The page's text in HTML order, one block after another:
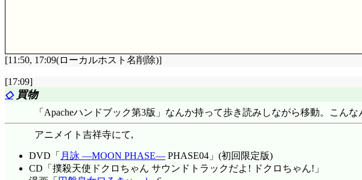
トーテムコーン(気象観測施設)の解説。……プーモの画力って(^^;;; (笑い
リック・タビイの態度に憤慨したショボッツ, ジルを巻き込んで「「ぷー
ゃなくて, 一般市民も巻き込んじゃうんですか(^^;;; ショホッツを知ってい
んだろう?
タビイが限界以上に仕事している理由は……最近の「おひさまの恵み」減
ると設備の配置が悪いのも原因の一つではないのかと思わされますねえ。
ずまんが大王を思い出してしまった(汗)
コックを押し付けられたプーモ, あの小さな身体で凄いですね(^^;;; まあ
「いやいやいや～んいやいや～ん」やると思った(^^;;; って伝染してるし!!
結局昏倒してしまうタビイに「こうなったら!」「こうなったら!」「や
評価……☆☆☆☆(前回比: ±0)
ト: 英訳)。
あ, サンユン@レイアース2。なるほど, だから点目だったのね(^^;;; サクラ
サンユンに続き, 来た来た嵐&空汰@X -エックス-。この世界では空汰は死
元は高野の修行僧だよね(^^;;; 破戒坊主だったけど。
[11:50, 17:09(ローカルホスト名削除)]
[17:09]
◇買物
「Apacheハンドブック第3版」なんか持って歩き読みしながら移動。こん
アニメイト吉祥寺にて,
DVD「 月詠 ―MOON PHASE― PHASE04」(初回限定版)
CD「撲殺天使ドクロちゃん サウンドトラックだよ! ドクロちゃん!」